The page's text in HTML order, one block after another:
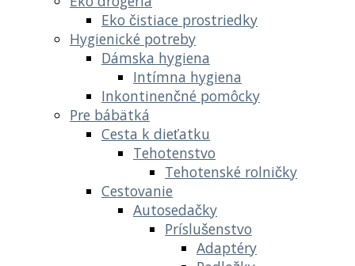
Eko čistiace prostriedky
Hygienické potreby
Dámska hygiena
Intímna hygiena
Inkontinenčné pomôcky
Pre bábätká
Cesta k dieťatku
Tehotenstvo
Tehotenské rolničky
Cestovanie
Autosedačky
Príslušenstvo
Adaptéry